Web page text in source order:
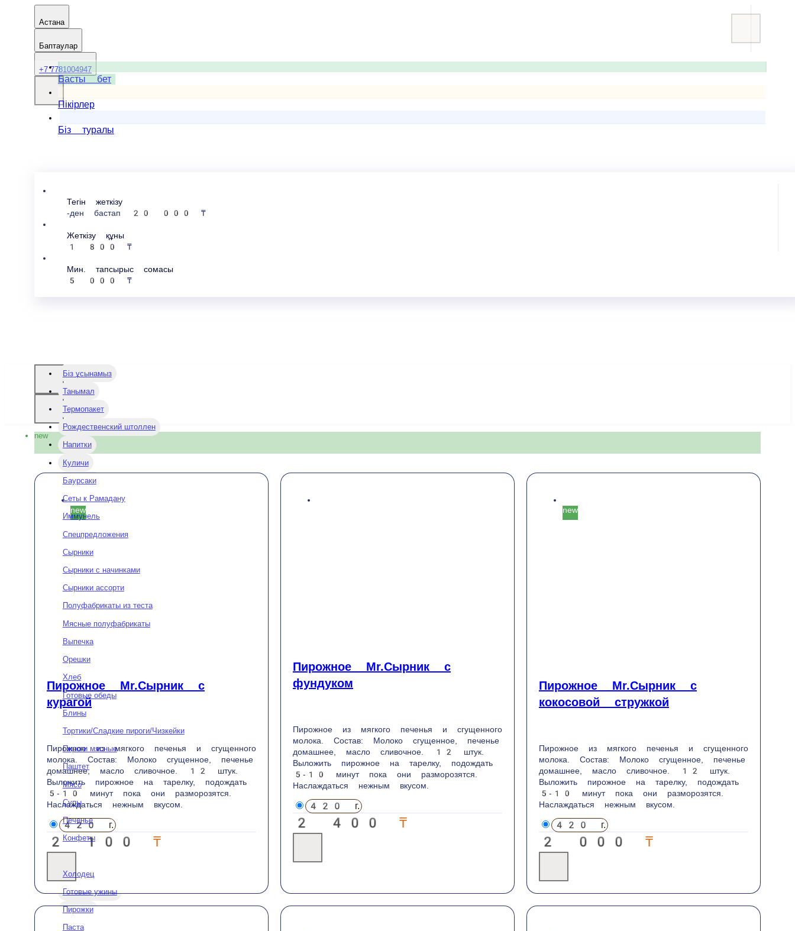
Астана
Баптаулар
+7 7781004947
Басты бет